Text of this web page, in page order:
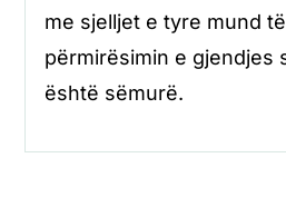
me sjelljet e tyre mund
përmirësimin e gjendjes
është sëmurë.